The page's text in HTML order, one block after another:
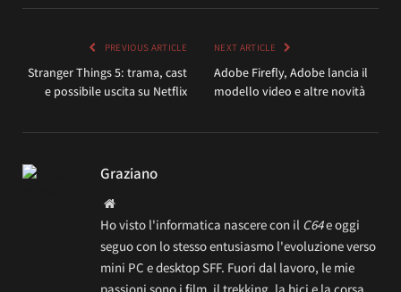
PREVIOUS ARTICLE
Stranger Things 5: trama, cast
e possibile uscita su Netflix
NEXT ARTICLE
Adobe Firefly, Adobe lancia il
modello video e altre novità
Graziano
Website
Ho visto l'informatica nascere con il C64e oggi
seguo con lo stesso entusiasmo l'evoluzione verso
mini PC e desktop SFF. Fuori dal lavoro, le mie